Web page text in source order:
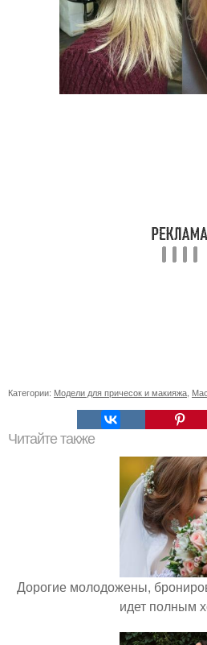
Категории: Модели для причесок и макияжа
Читайте также
Дорогие молодожены,
идет полным